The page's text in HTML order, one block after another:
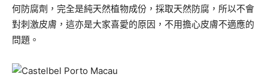
何防腐劑，完全是純天然植物成份，採取天然防腐，所以不會
對刺激皮膚，這亦是大家喜愛的原因，不用擔心皮膚不適應的
問題。